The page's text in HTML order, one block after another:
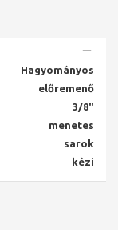
Hagyományos
előremenő
3/8"
menetes
sarok
kézi